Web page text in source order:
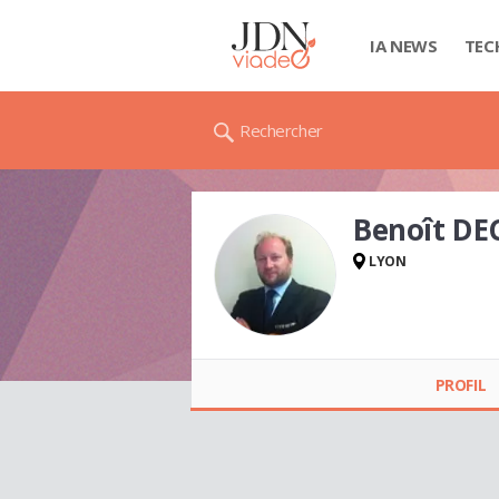
IA NEWS
Rechercher
Benoît
LYON
PROFIL